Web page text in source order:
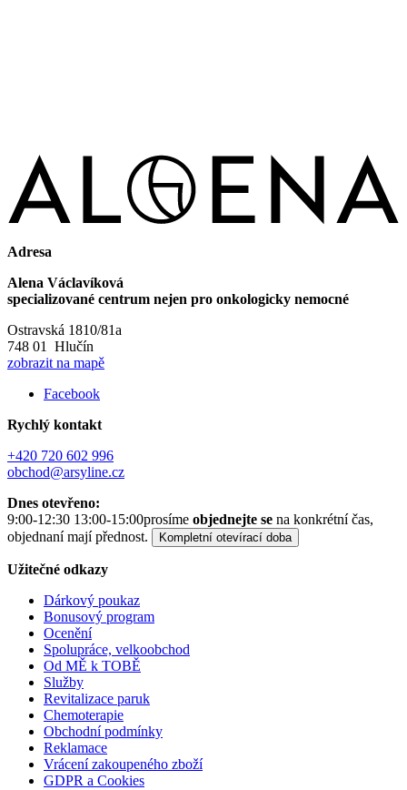
Adresa
Alena Václavíková
specializované centrum nejen pro onkologicky nemocné
Ostravská 1810/81a
748 01 Hlučín
zobrazit na mapě
Facebook
Rychlý kontakt
+420 720 602 996
obchod@arsyline.cz
Dnes otevřeno:
9:00-12:30 13:00-15:00prosíme objednejte se na konkrétní čas,
objednaní mají přednost.
Kompletní otevírací doba
Užitečné odkazy
Dárkový poukaz
Bonusový program
Ocenění
Spolupráce, velkoobchod
Od MĚ k TOBĚ
Služby
Revitalizace paruk
Chemoterapie
Obchodní podmínky
Reklamace
Vrácení zakoupeného zboží
GDPR a Cookies